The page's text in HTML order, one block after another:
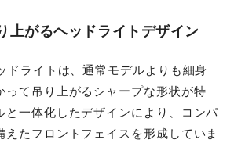
上がるヘッドライトデザイン
ドライトは、通常モデルよりも細身
って吊り上がるシャープな形状が特
と一体化したデザインにより、コンパ
えたフロントフェイスを形成していま